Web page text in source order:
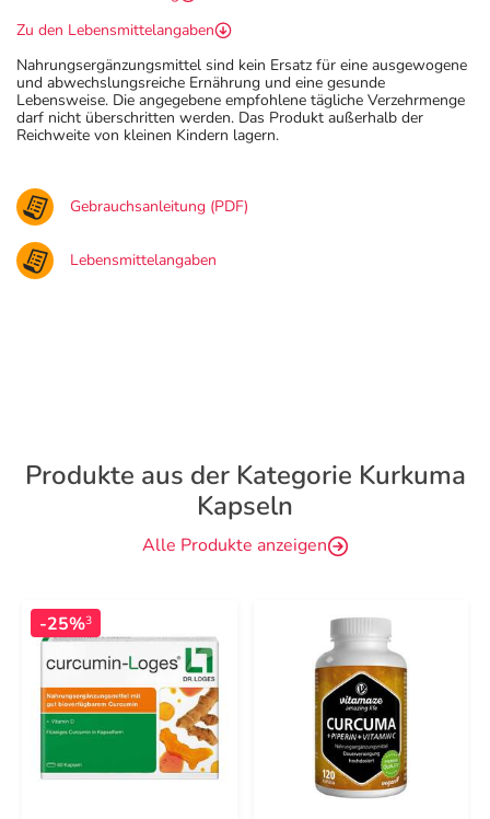
Zu den Lebensmittelangaben
Nahrungsergänzungsmittel sind kein Ersatz für eine ausgewogene
und abwechslungsreiche Ernährung und eine gesunde
Lebensweise. Die angegebene empfohlene tägliche Verzehrmenge
darf nicht überschritten werden. Das Produkt außerhalb der
Reichweite von kleinen Kindern lagern.
Gebrauchsanleitung (PDF)
Lebensmittelangaben
Produkte aus der Kategorie Kurkuma
Kapseln
Alle Produkte anzeigen
-25%3